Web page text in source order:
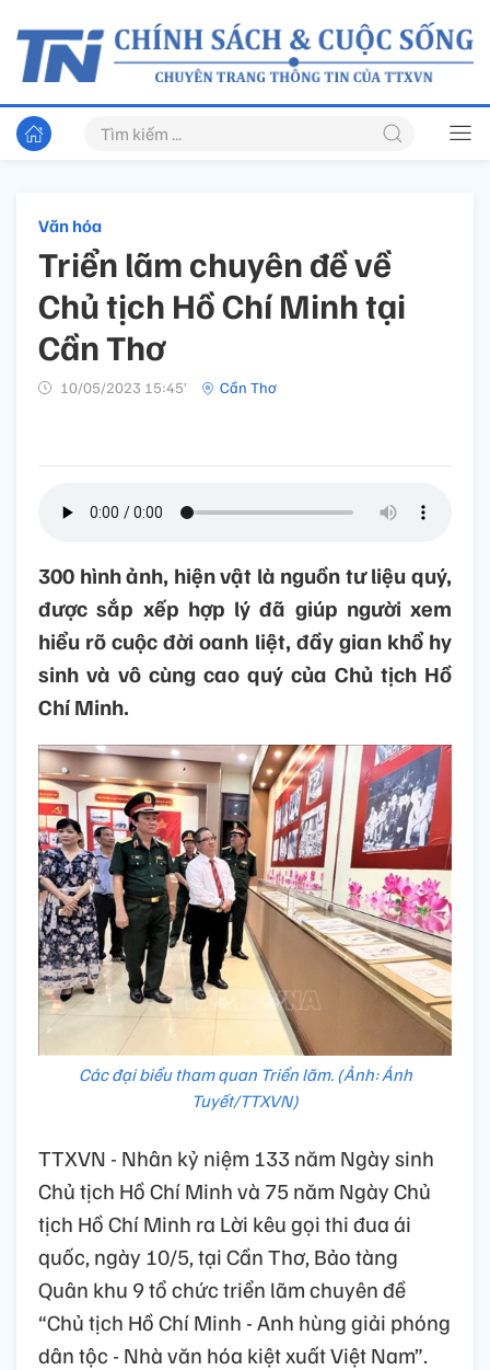
Văn hóa
Triển lãm chuyên đề về
Chủ tịch Hồ Chí Minh tại
Cần Thơ
10/05/2023 15:45’ Cần Thơ
300 hình ảnh, hiện vật là nguồn tư liệu quý,
được sắp xếp hợp lý đã giúp người xem
hiểu rõ cuộc đời oanh liệt, đầy gian khổ hy
sinh và vô cùng cao quý của Chủ tịch Hồ
Chí Minh.
Các đại biểu tham quan Triển lãm. (Ảnh: Ánh
Tuyết/TTXVN)
TTXVN - Nhân kỷ niệm 133 năm Ngày sinh
Chủ tịch Hồ Chí Minh và 75 năm Ngày Chủ
tịch Hồ Chí Minh ra Lời kêu gọi thi đua ái
quốc, ngày 10/5, tại Cần Thơ, Bảo tàng
Quân khu 9 tổ chức triển lãm chuyên đề
“Chủ tịch Hồ Chí Minh - Anh hùng giải phóng
dân tộc - Nhà văn hóa kiệt xuất Việt Nam”.